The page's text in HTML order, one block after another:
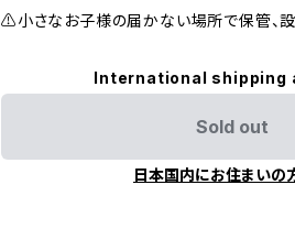
⚠小さなお子様の届かない場所で保管、
International shipping
Sold out
日本国内にお住まいの